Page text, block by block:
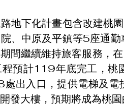
地下化計畫包含改建桃
、中原及平鎮等5座通
間繼續維持旅客服務，
預計119年底完工，桃
出入口，提供電梯及
發大樓，預期將成為桃